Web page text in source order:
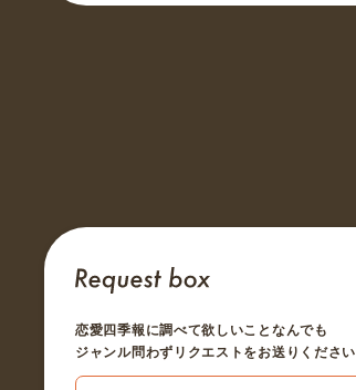
恋愛四季報に調べて欲しいことなんでも
ジャンル問わずリクエストをお送りください